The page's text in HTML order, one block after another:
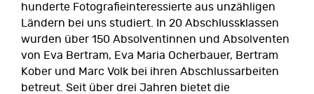
hunderte Fotografieinteressierte aus unzähligen
Ländern bei uns studiert. In 20 Abschlussklassen
wurden über 150 Absolventinnen und Absolventen
von Eva Bertram, Eva Maria Ocherbauer, Bertram
Kober und Marc Volk bei ihren Abschlussarbeiten
betreut. Seit über drei Jahren bietet die